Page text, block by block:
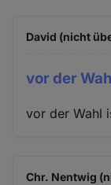
David (nicht
vor der
vor der Wahl
Chr. Nentwig